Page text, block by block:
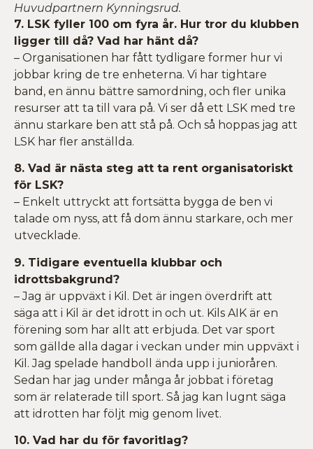
Huvudpartnern Kynningsrud.
7. LSK fyller 100 om fyra år. Hur tror du klubben
ligger till då? Vad har hänt då?
– Organisationen har fått tydligare former hur vi
jobbar kring de tre enheterna. Vi har tightare
band, en ännu bättre samordning, och fler unika
resurser att ta till vara på. Vi ser då ett LSK med tre
ännu starkare ben att stå på. Och så hoppas jag att
LSK har fler anställda.
8. Vad är nästa steg att ta rent organisatoriskt
för LSK?
– Enkelt uttryckt att fortsätta bygga de ben vi
talade om nyss, att få dom ännu starkare, och mer
utvecklade.
9. Tidigare eventuella klubbar och
idrottsbakgrund?
– Jag är uppväxt i Kil. Det är ingen överdrift att
säga att i Kil är det idrott in och ut. Kils AIK är en
förening som har allt att erbjuda. Det var sport
som gällde alla dagar i veckan under min uppväxt i
Kil. Jag spelade handboll ända upp i junioråren.
Sedan har jag under många år jobbat i företag
som är relaterade till sport. Så jag kan lugnt säga
att idrotten har följt mig genom livet.
10. Vad har du för favoritlag?